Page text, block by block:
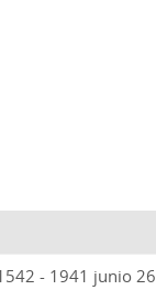
- 1941 junio 26